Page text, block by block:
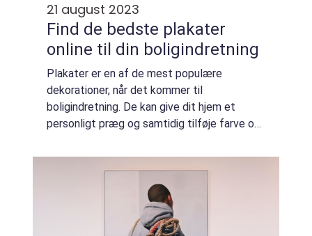
21 august 2023
Find de bedste plakater
online til din boligindretning
Plakater er en af de mest populære
dekorationer, når det kommer til
boligindretning. De kan give dit hjem et
personligt præg og samtidig tilføje farve og
at bes&oslas...